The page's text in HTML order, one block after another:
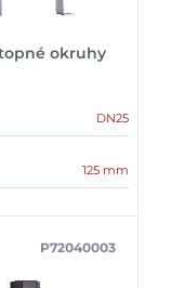
okruhy
DN25
125 mm
P72040003